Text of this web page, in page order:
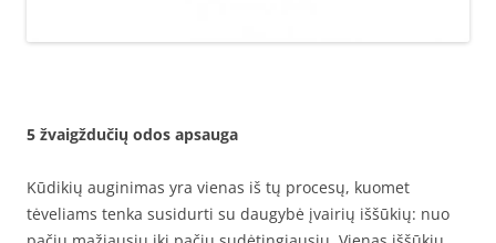
5 žvaigždučių odos apsauga
Kūdikių auginimas yra vienas iš tų procesų, kuomet
tėveliams tenka susidurti su daugybė įvairių iššūkių: nuo